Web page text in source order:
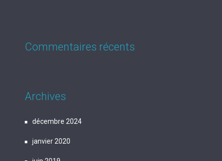
Commentaires récents
Archives
décembre 2024
janvier 2020